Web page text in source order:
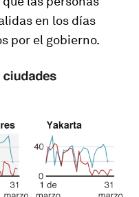
en los días
por el gobierno.